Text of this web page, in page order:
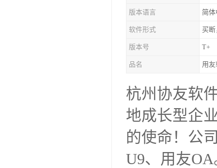
版本语言 简
软件形式 买
版本号 T+
品名 用
杭州协友软
地成长型企
的使命！公
U9、用友